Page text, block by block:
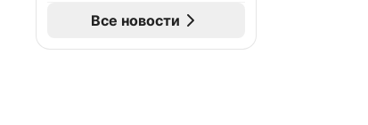
Все новости